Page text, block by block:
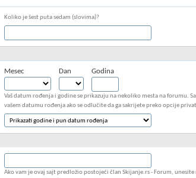
Koliko je šest puta sedam (slovima)?
Mesec Dan Godina
Vaš datum rođenja i godine se prikazuju na nekoliko mesta na forumu.
vašem datumu rođenja ako se odlučite da ga sakrijete preko opcije
Ako vam je ovaj sajt predložio postojeći član Skijanje.rs - Forum,